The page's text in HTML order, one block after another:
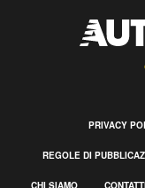
PRIVACY
REGOLE DI